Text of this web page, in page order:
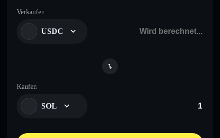
Verkaufen
USDC
Kaufen
SOL